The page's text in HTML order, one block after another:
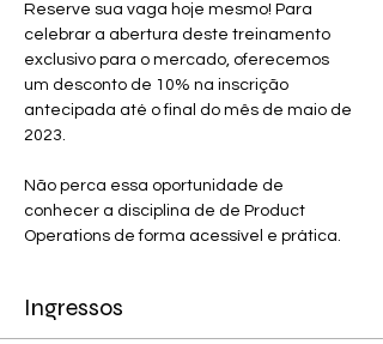
Reserve sua vaga hoje mesmo! Para
celebrar a abertura deste treinamento
exclusivo para o mercado, oferecemos
um desconto de 10% na inscrição
antecipada até o final do mês de maio de
2023.
Não perca essa oportunidade de
conhecer a disciplina de de Product
Operations de forma acessível e prática.
Ingressos